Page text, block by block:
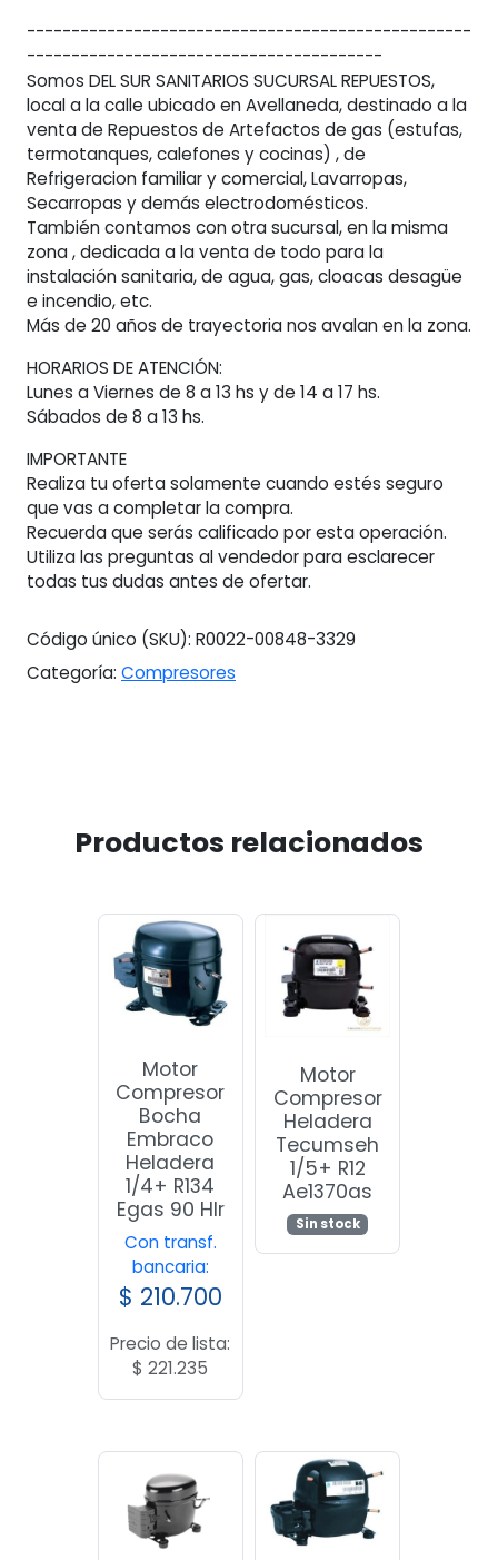
--------------------------------------------------
----------------------------------------
Somos DEL SUR SANITARIOS SUCURSAL REPUESTOS,
local a la calle ubicado en Avellaneda, destinado a la
venta de Repuestos de Artefactos de gas (estufas,
termotanques, calefones y cocinas) , de
Refrigeracion familiar y comercial, Lavarropas,
Secarropas y demás electrodomésticos.
También contamos con otra sucursal, en la misma
zona , dedicada a la venta de todo para la
instalación sanitaria, de agua, gas, cloacas desagüe
e incendio, etc.
Más de 20 años de trayectoria nos avalan en la zona.
HORARIOS DE ATENCIÓN:
Lunes a Viernes de 8 a 13 hs y de 14 a 17 hs.
Sábados de 8 a 13 hs.
IMPORTANTE
Realiza tu oferta solamente cuando estés seguro
que vas a completar la compra.
Recuerda que serás calificado por esta operación.
Utiliza las preguntas al vendedor para esclarecer
todas tus dudas antes de ofertar.
Código único (SKU): R0022-00848-3329
Categoría: Compresores
Productos relacionados
Motor
Compresor
Bocha
Embraco
Heladera
1/4+ R134
Egas 90 Hlr
Con transf.
bancaria:
$ 210.700
Precio de lista:
$ 221.235
Motor
Compresor
Heladera
Tecumseh
1/5+ R12
Ae1370as
Sin stock